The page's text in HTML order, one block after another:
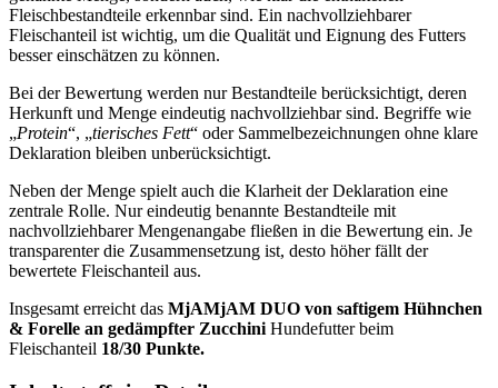
Fleischbestandteile erkennbar sind. Ein nachvollziehbarer
Fleischanteil ist wichtig, um die Qualität und Eignung des Futters
besser einschätzen zu können.
Bei der Bewertung werden nur Bestandteile berücksichtigt, deren
Herkunft und Menge eindeutig nachvollziehbar sind. Begriffe wie
„Protein“, „tierisches Fett“ oder Sammelbezeichnungen ohne klare
Deklaration bleiben unberücksichtigt.
Neben der Menge spielt auch die Klarheit der Deklaration eine
zentrale Rolle. Nur eindeutig benannte Bestandteile mit
nachvollziehbarer Mengenangabe fließen in die Bewertung ein. Je
transparenter die Zusammensetzung ist, desto höher fällt der
bewertete Fleischanteil aus.
Insgesamt erreicht das MjAMjAM DUO von saftigem Hühnchen
& Forelle an gedämpfter Zucchini Hundefutter beim
Fleischanteil 18/30 Punkte.